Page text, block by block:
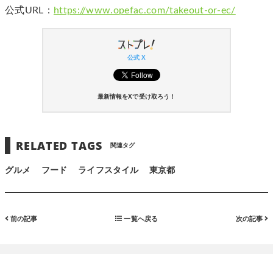
公式URL： https://www.opefac.com/takeout-or-ec/
公式 X
最新情報をXで受け取ろう！
RELATED TAGS 関連タグ
グルメ フード ライフスタイル 東京都
前の記事 一覧へ戻る 次の記事